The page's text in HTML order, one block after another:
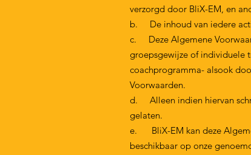
verzorgd door BliX-EM, en
b. De inhoud van iedere
c. Deze Algemene
groepsgewijze of individuele
coachprogramma- alsook
Voorwaarden.
d. Alleen indien hiervan
gelaten.
e. BliX-EM kan deze
beschikbaar op onze